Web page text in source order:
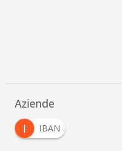
Aziende
I
IBAN